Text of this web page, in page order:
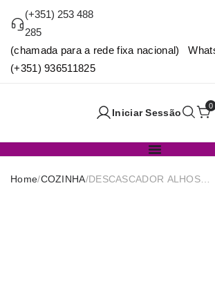
(+351) 253 488
285
(chamada para a rede fixa nacional)
(+351) 936511825
Iniciar Sessão
0
Home/COZINHA/DESCASCADOR ALHOS